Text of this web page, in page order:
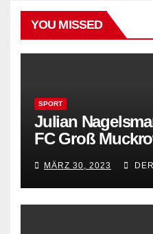
YOU MISSED
SPORT
Julian
FC Groß
MÄRZ 30, 2023